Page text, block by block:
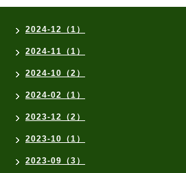
2024-12（1）
2024-11（1）
2024-10（2）
2024-02（1）
2023-12（2）
2023-10（1）
2023-09（3）